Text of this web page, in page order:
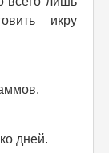
икру
дней.